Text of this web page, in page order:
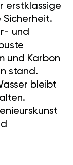
erstklassige
und
und Karbon
stand.
bleibt